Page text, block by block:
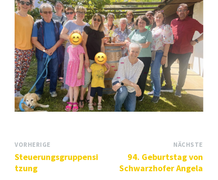
VORHERIGE
Steuerungsgruppensi
tzung
NÄCHSTE
94. Geburtstag von
Schwarzhofer Angela